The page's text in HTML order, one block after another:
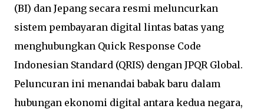
(BI) dan Jepang secara resmi meluncurkan
sistem pembayaran digital lintas batas yang
menghubungkan Quick Response Code
Indonesian Standard (QRIS) dengan JPQR Global.
Peluncuran ini menandai babak baru dalam
hubungan ekonomi digital antara kedua negara,